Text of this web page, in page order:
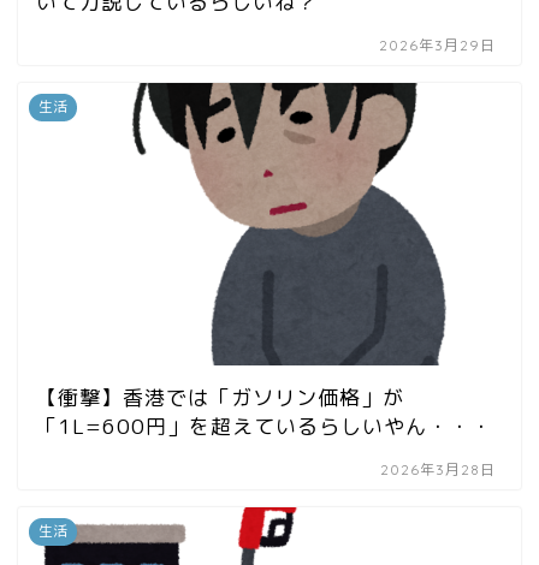
2026年3月29日
生活
【衝撃】香港では「ガソリン価格」が
「1L=600円」を超えているらしいやん・・・
2026年3月28日
生活